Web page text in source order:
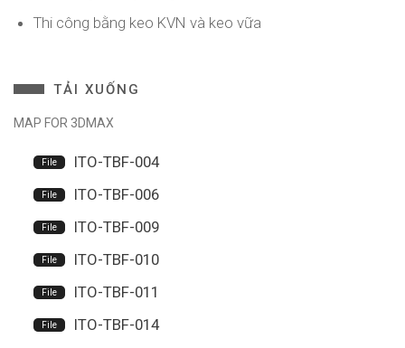
Thi công bằng keo KVN và keo vữa
TẢI XUỐNG
MAP FOR 3DMAX
ITO-TBF-004
ITO-TBF-006
ITO-TBF-009
ITO-TBF-010
ITO-TBF-011
ITO-TBF-014